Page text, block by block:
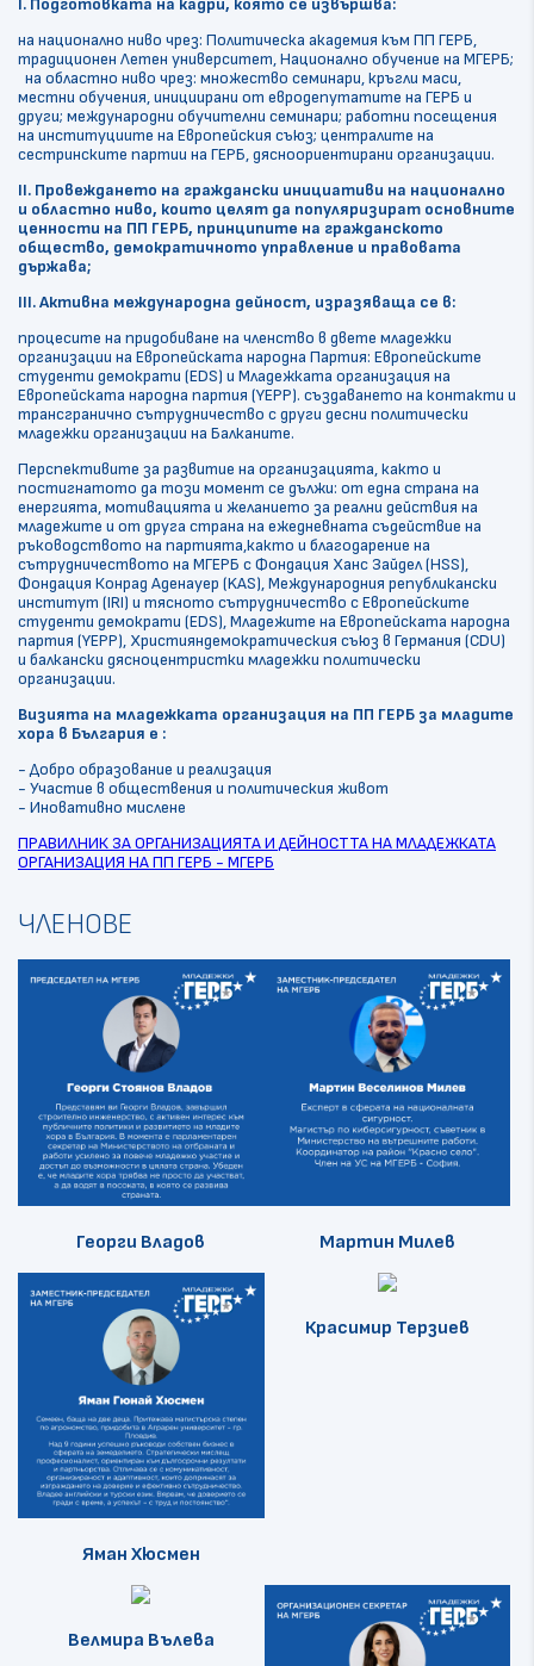
I. Подготовката на кадри, която се извършва:
на национално ниво чрез: Политическа академия към ПП ГЕРБ,
традиционен Летен университет, Национално обучение на МГЕРБ;
на областно ниво чрез: множество семинари, кръгли маси,
местни обучения, инициирани от евродепутатите на ГЕРБ и
други; международни обучителни семинари; работни посещения
на институциите на Европейския съюз; централите на
сестринските партии на ГЕРБ, дясноориентирани организации.
II. Провеждането на граждански инициативи на национално
и областно ниво, които целят да популяризират основните
ценности на ПП ГЕРБ, принципите на гражданското
общество, демократичното управление и правовата
държава;
III. Активна международна дейност, изразяваща се в:
процесите на придобиване на членство в двете младежки
организации на Европейската народна Партия: Европейските
студенти демократи (EDS) и Младежката организация на
Европейската народна партия (YEPP). създаването на контакти и
трансгранично сътрудничество с други десни политически
младежки организации на Балканите.
Перспективите за развитие на организацията, както и
постигнатото да този момент се дължи: от една страна на
енергията, мотивацията и желанието за реални действия на
младежите и от друга страна на ежедневната съдействие на
ръководството на партията,както и благодарение на
сътрудничеството на МГЕРБ с Фондация Ханс Зайдел (HSS),
Фондация Конрад Аденауер (KAS), Международния републикански
институт (IRI) и тясното сътрудничество с Европейските
студенти демократи (EDS), Младежите на Европейската народна
партия (YEPP), Християндемократическия съюз в Германия (CDU)
и балкански дясноцентристки младежки политически
организации.
Визията на младежката организация на ПП ГЕРБ за младите
хора в България е :
- Добро образование и реализация
- Участие в обществения и политическия живот
- Иновативно мислене
ПРАВИЛНИК ЗА ОРГАНИЗАЦИЯТА И ДЕЙНОСТТА НА МЛАДЕЖКАТА
ОРГАНИЗАЦИЯ НА ПП ГЕРБ - МГЕРБ
ЧЛЕНОВЕ
Георги Владов Мартин Милев
Яман Хюсмен
Красимир Терзиев
Велмира Вълева